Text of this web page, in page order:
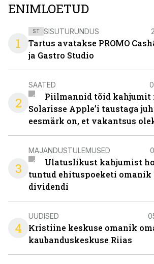
ENIMLOETUD
1
ST SISUTURUNDUS
Tartus avatakse PROMO
ja Gastro Studio
2
SAATED
Piilmannid tõid kahjumit
Solarisse Apple’i taustaga
eesmärk on, et vakantsus
3
MAJANDUSTULEMUSED
Ulatuslikust kahjumist
tuntud ehituspoeketi omanik
dividendi
4
UUDISED
Kristiine keskuse omanik
kaubanduskeskuse Riias